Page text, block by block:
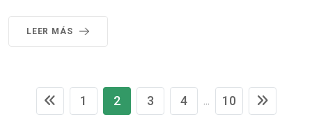
LEER MÁS
1 2 3 4 10